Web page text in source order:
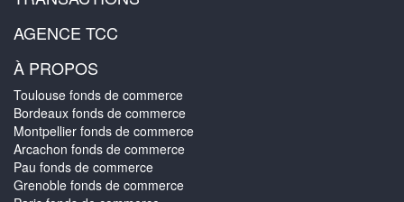
AGENCE TCC
À PROPOS
Toulouse fonds de commerce
Bordeaux fonds de commerce
Montpellier fonds de commerce
Arcachon fonds de commerce
Pau fonds de commerce
Grenoble fonds de commerce